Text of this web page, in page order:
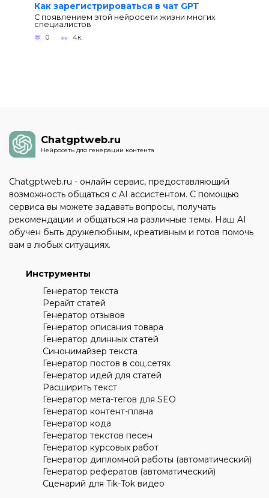
Как зарегистрироваться в чат GPT
С появлением этой нейросети жизни многих
специалистов
0 4к.
Chatgptweb.ru
Нейросеть для генерации контента
Chatgptweb.ru - онлайн сервис, предоставляющий
возможность общаться с AI ассистентом. С помощью
сервиса вы можете задавать вопросы, получать
рекомендации и общаться на различные темы. Наш AI
обучен быть дружелюбным, креативным и готов помочь
вам в любых ситуациях.
Инструменты
Генератор текста
Рерайт статей
Генератор отзывов
Генератор описания товара
Генератор длинных статей
Синонимайзер текста
Генератор постов в соц.сетях
Генератор идей для статей
Расширить текст
Генератор мета-тегов для SEO
Генератор контент-плана
Генератор кода
Генератор текстов песен
Генератор курсовых работ
Генератор дипломной работы (автоматический)
Генератор рефератов (автоматический)
Сценарий для Tik-Tok видео